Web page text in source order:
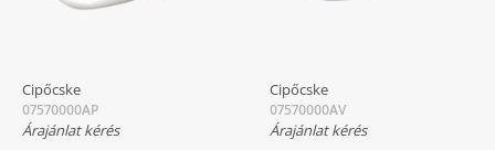
Cipőcske
07570000AP
Árajánlat kérés
Cipőcske
07570000AV
Árajánlat kérés